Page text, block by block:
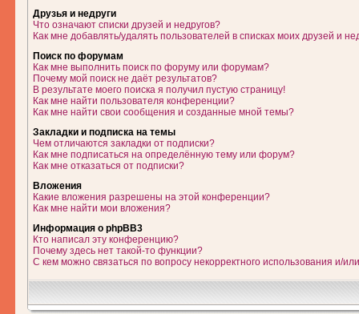
Друзья и недруги
Что означают списки друзей и недругов?
Как мне добавлять/удалять пользователей в списках моих друзей и
Поиск по форумам
Как мне выполнить поиск по форуму или форумам?
Почему мой поиск не даёт результатов?
В результате моего поиска я получил пустую страницу!
Как мне найти пользователя конференции?
Как мне найти свои сообщения и созданные мной темы?
Закладки и подписка на темы
Чем отличаются закладки от подписки?
Как мне подписаться на определённую тему или форум?
Как мне отказаться от подписки?
Вложения
Какие вложения разрешены на этой конференции?
Как мне найти мои вложения?
Информация о phpBB3
Кто написал эту конференцию?
Почему здесь нет такой-то функции?
С кем можно связаться по вопросу некорректного использования и/